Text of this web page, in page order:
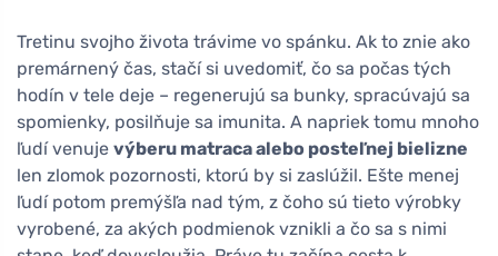
Tretinu svojho života trávime vo spánku. Ak to znie ako
premárnený čas, stačí si uvedomiť, čo sa počas tých
hodín v tele deje – regenerujú sa bunky, spracúvajú sa
spomienky, posilňuje sa imunita. A napriek tomu mnoho
ľudí venuje výberu matraca alebo posteľnej bielizne
len zlomok pozornosti, ktorú by si zaslúžil. Ešte menej
ľudí potom premýšľa nad tým, z čoho sú tieto výrobky
vyrobené, za akých podmienok vznikli a čo sa s nimi